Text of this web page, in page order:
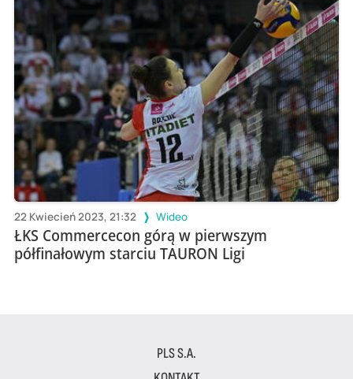
22 Kwiecień 2023, 21:32 Wideo
ŁKS Commercecon górą w pierwszym
półfinałowym starciu TAURON Ligi
PLS S.A.